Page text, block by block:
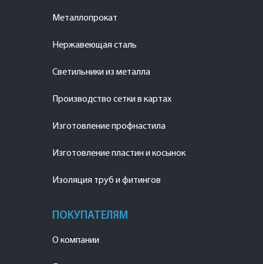
Металлопрокат
Нержавеющая сталь
Светильники из металла
Производство сетки в картах
Изготовление профнастила
Изготовление пластин и косынок
Изоляция труб и фитингов
ПОКУПАТЕЛЯМ
О компании